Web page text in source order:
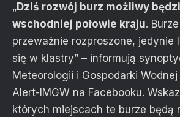
„Dziś rozwój burz możliwy
wschodniej połowie kraju.
przeważnie rozproszone, jedynie
się w klastry” – informują
Meteorologii i Gospodarki
Alert-IMGW na Facebooku.
których miejscach te burze będą